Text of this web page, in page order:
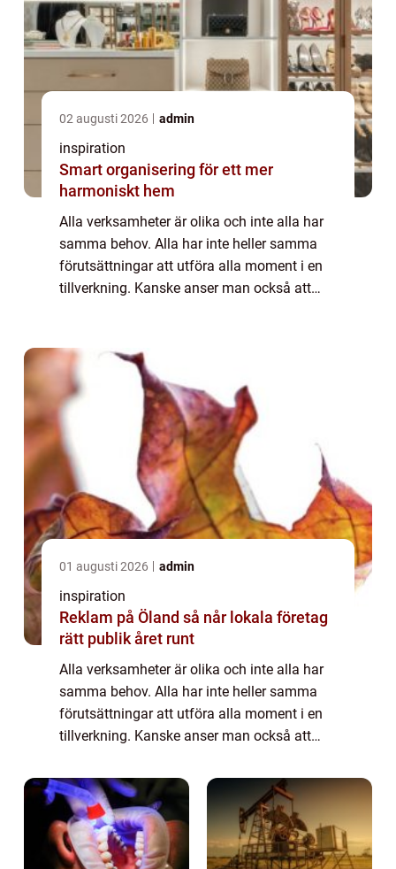
02 augusti 2026 admin
inspiration
Smart organisering för ett mer
harmoniskt hem
Alla verksamheter är olika och inte alla har
samma behov. Alla har inte heller samma
förutsättningar att utföra alla moment i en
tillverkning. Kanske anser man också att
01 augusti 2026 admin
inspiration
Reklam på Öland så når lokala företag
rätt publik året runt
Alla verksamheter är olika och inte alla har
samma behov. Alla har inte heller samma
förutsättningar att utföra alla moment i en
tillverkning. Kanske anser man också att
delar lokal...